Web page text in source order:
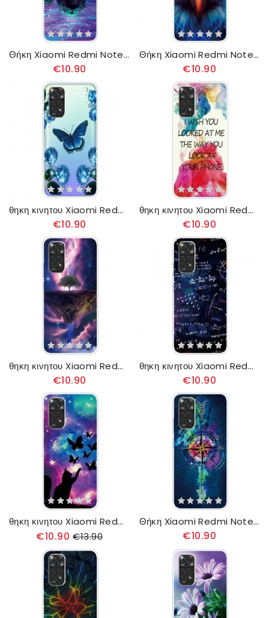
Θήκη Xiaomi Redmi Note 11 / 11S Τίγρης
€10.90
Θήκη Xiaomi Redmi Note 11 / 11S Αετός
€10.90
θηκη κινητου Xiaomi Redmi Note 11 / 11S Άγριες Πεταλούδες
€10.90
θηκη κινητου Xiaomi Redmi Note 11 / 11S Μακάρι Να Με Κοιτούσες
€10.90
θηκη κινητου Xiaomi Redmi Note 11 / 11S Παγκόσμιο Δέντρο
€10.90
θηκη κινητου Xiaomi Redmi Note 11 / 11S Μαθηματικοί Υπολογισμοί
€10.90
θηκη κινητου Xiaomi Redmi Note 11 / 11S Γάτα Και Πεταλούδες Στο Διάστημα
€10.90 €13.90
Θήκη Xiaomi Redmi Note 11 / 11S Βέλος Σωλήνα
€10.90